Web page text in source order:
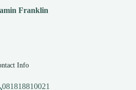
Franklin
Info
081818810021